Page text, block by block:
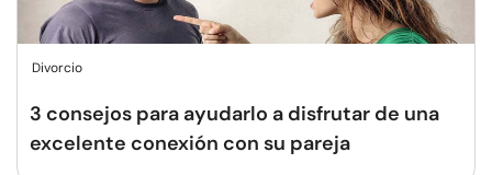
Divorcio
3 consejos para ayudarlo a disfrutar de una
excelente conexión con su pareja